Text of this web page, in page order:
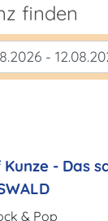
finden
-
Kunze - Das
& Pop